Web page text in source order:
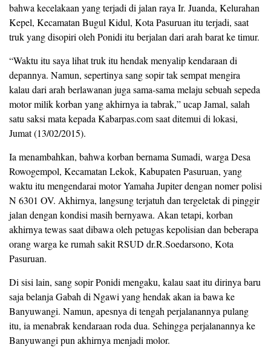
bahwa kecelakaan yang terjadi di jalan raya Ir. Juanda, Kelurahan
Kepel, Kecamatan Bugul Kidul, Kota Pasuruan itu terjadi, saat
truk yang disopiri oleh Ponidi itu berjalan dari arah barat ke timur.
“Waktu itu saya lihat truk itu hendak menyalip kendaraan di
depannya. Namun, sepertinya sang sopir tak sempat mengira
kalau dari arah berlawanan juga sama-sama melaju sebuah sepeda
motor milik korban yang akhirnya ia tabrak,” ucap Jamal, salah
satu saksi mata kepada Kabarpas.com saat ditemui di lokasi,
Jumat (13/02/2015).
Ia menambahkan, bahwa korban bernama Sumadi, warga Desa
Rowogempol, Kecamatan Lekok, Kabupaten Pasuruan, yang
waktu itu mengendarai motor Yamaha Jupiter dengan nomer polisi
N 6301 OV. Akhirnya, langsung terjatuh dan tergeletak di pinggir
jalan dengan kondisi masih bernyawa. Akan tetapi, korban
akhirnya tewas saat dibawa oleh petugas kepolisian dan beberapa
orang warga ke rumah sakit RSUD dr.R.Soedarsono, Kota
Pasuruan.
Di sisi lain, sang sopir Ponidi mengaku, kalau saat itu dirinya baru
saja belanja Gabah di Ngawi yang hendak akan ia bawa ke
Banyuwangi. Namun, apesnya di tengah perjalanannya pulang
itu, ia menabrak kendaraan roda dua. Sehingga perjalanannya ke
Banyuwangi pun akhirnya menjadi molor.